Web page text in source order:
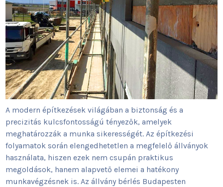
A modern építkezések világában a biztonság és a
precizitás kulcsfontosságú tényezők, amelyek
meghatározzák a munka sikerességét. Az építkezési
folyamatok során elengedhetetlen a megfelelő állványok
használata, hiszen ezek nem csupán praktikus
megoldások, hanem alapvető elemei a hatékony
munkavégzésnek is. Az állvány bérlés Budapesten